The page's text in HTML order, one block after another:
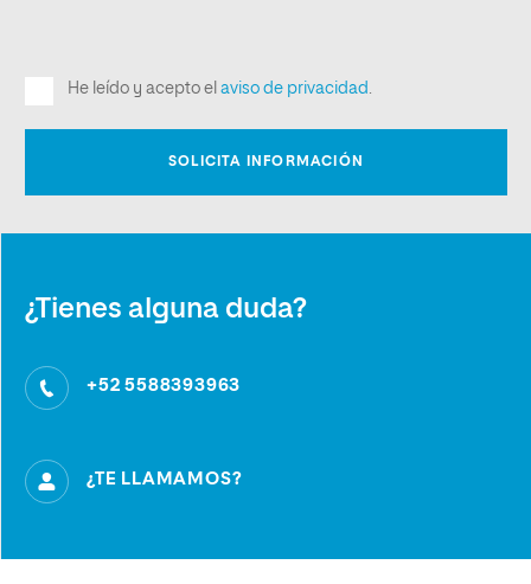
¿Tienes alguna duda?
+52 5588393963
¿TE LLAMAMOS?